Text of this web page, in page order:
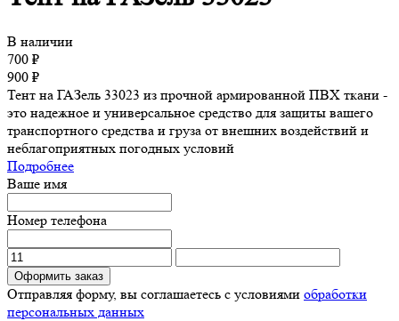
В наличии
700 ₽
900 ₽
Тент на ГАЗель 33023 из прочной армированной ПВХ ткани -
это надежное и универсальное средство для защиты вашего
транспортного средства и груза от внешних воздействий и
неблагоприятных погодных условий
Подробнее
Ваше имя
Номер телефона
Оформить заказ
Отправляя форму, вы соглашаетесь с условиями обработки
персональных данных